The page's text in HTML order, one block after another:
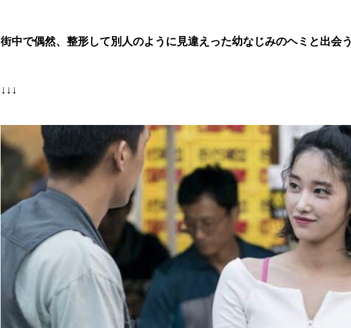
街中で偶然、整形して別人のように見違えった幼なじみのヘミと出会う
↓↓↓